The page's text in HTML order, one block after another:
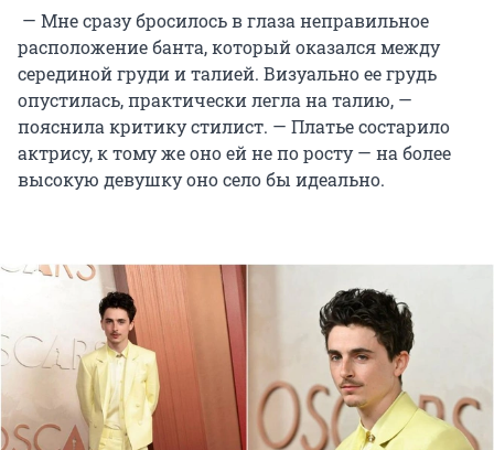
— Мне сразу бросилось в глаза неправильное
расположение банта, который оказался между
серединой груди и талией. Визуально ее грудь
опустилась, практически легла на талию, —
пояснила критику стилист. — Платье состарило
актрису, к тому же оно ей не по росту — на более
высокую девушку оно село бы идеально.